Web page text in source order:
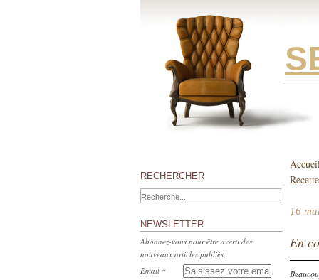
RECHERCHER
NEWSLETTER
Abonnez-vous pour être averti des
nouveaux articles publiés.
Email
16
En